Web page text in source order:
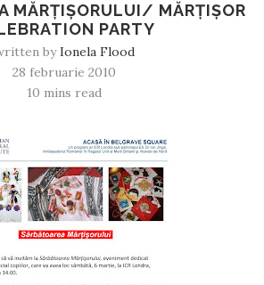
MĂRŢIŞORULUI/ MĂRŢIŞOR
PARTY
byIonela Flood
28 februarie 2010
10 mins read